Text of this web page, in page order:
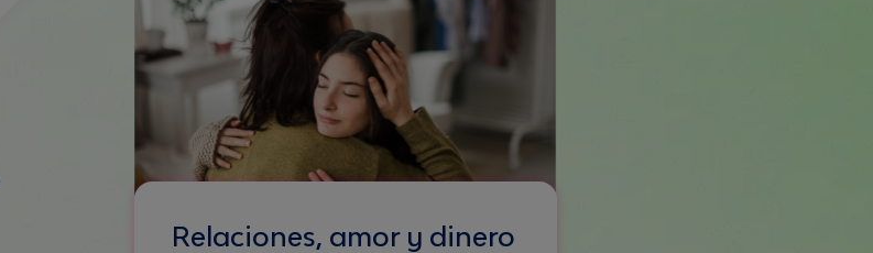
Relaciones, amor y dinero